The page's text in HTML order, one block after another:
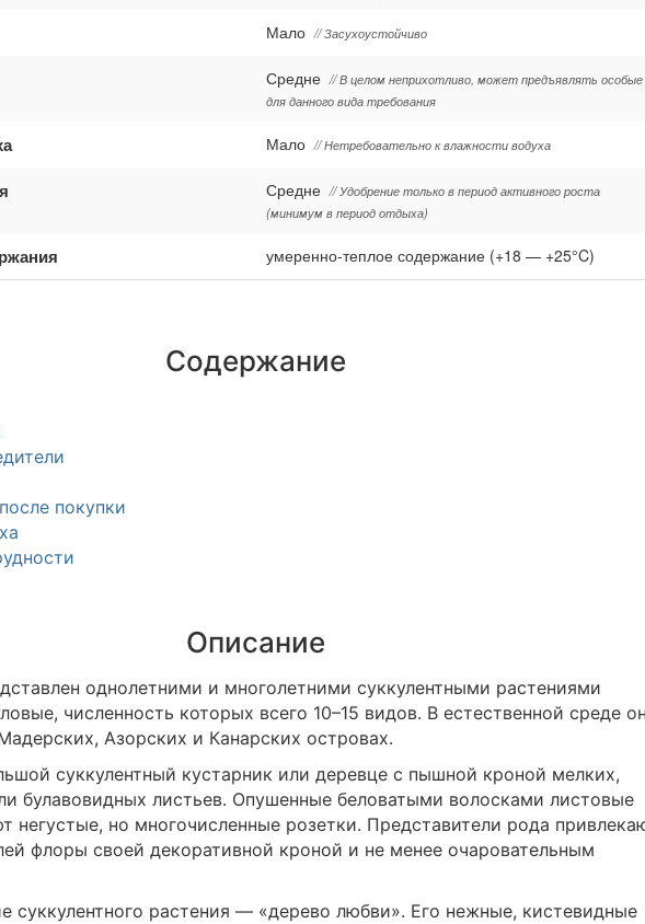
Мало // Засухоустойчиво
Средне // В целом неприхотливо, может предъявлять особые
для данного вида требования
Мало // Нетребовательно к влажности водуха
Средне // Удобрение только в период активного роста
(минимум в период отдыха)
умеренно-теплое содержание (+18 — +25°C)
Содержание
покупки
Описание
однолетними и многолетними суккулентными растениями
численность которых всего 10–15 видов. В естественной среде
Азорских и Канарских островах.
суккулентный кустарник или деревце с пышной кроной мелких,
булавовидных листьев. Опушенные беловатыми волосками листовые
негустые, но многочисленные розетки. Представители рода
флоры своей декоративной кроной и не менее очаровательным
суккулентного растения — «дерево любви». Его нежные, кистевидные